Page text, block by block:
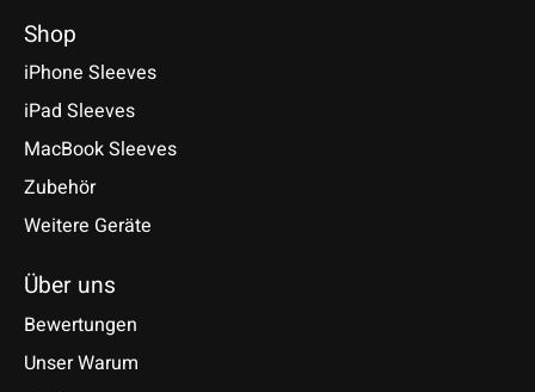
Shop
iPhone Sleeves
iPad Sleeves
MacBook Sleeves
Zubehör
Weitere Geräte
Über uns
Bewertungen
Unser Warum